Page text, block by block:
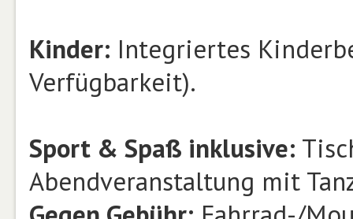
Kinder: Integriertes
Verfügbarkeit).
Sport & Spaß inklusive:
Abendveranstaltung mit